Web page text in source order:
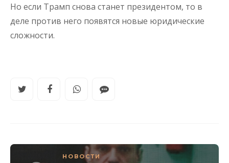
Но если Трамп снова станет президентом, то в
деле против него появятся новые юридические
сложности.
НОВОСТИ